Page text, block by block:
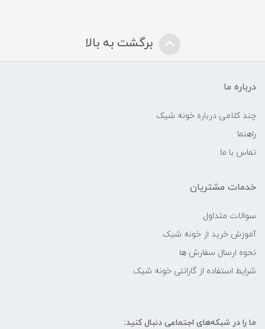
برگشت به بالا
درباره ما
چند کلامی درباره خونه شیک
راهنما
تماس با ما
خدمات مشتریان
سوالات متداول
آموزش خرید از خونه شیک
نحوه ارسال سفارش ها
شرایط استفاده از گارانتی خونه شیک
ما را در شبکه‌های اجتماعی دنبال کنید: